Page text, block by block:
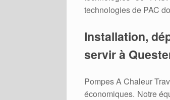
technologies de PAC
Installation,
servir à
Pompes A Chaleur
économiques. Notre